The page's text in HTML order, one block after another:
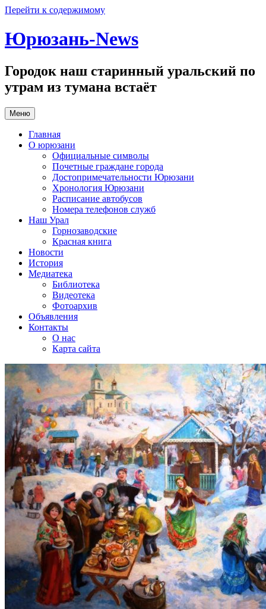
Перейти к содержимому
Юрюзань-News
Городок наш старинный уральский по
утрам из тумана встаёт
Меню
Главная
О юрюзани
Официальные символы
Почетные граждане города
Достопримечательности Юрюзани
Хронология Юрюзани
Расписание автобусов
Номера телефонов служб
Наш Урал
Горнозаводские
Красная книга
Новости
История
Медиатека
Библиотека
Видеотека
Фотоархив
Объявления
Контакты
О нас
Карта сайта